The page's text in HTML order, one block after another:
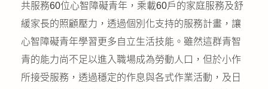
共服務60位心智障礙青年，乘載60戶的家庭服務及舒
緩家長的照顧壓力，透過個別化支持的服務計畫，讓
心智障礙青年學習更多自立生活技能。雖然這群青智
青的能力尚不足以進入職場成為勞動人口，但於小作
所接受服務，透過穩定的作息與各式作業活動，及日